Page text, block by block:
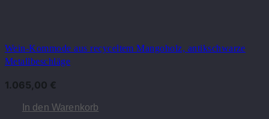
Wein-Kommode aus recyceltem Mangoholz, antikschwarze
Metallbeschläge
1.065,00 €
In den Warenkorb